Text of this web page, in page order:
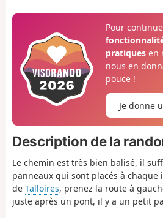
Pour
pratiquesen
nous en
pouce !
Je donne
Description de la
Le chemin est très bien balisé, il
panneaux qui sont placés à chaque
de Talloires, prenez la route à
juste après un pont, il y a un petit